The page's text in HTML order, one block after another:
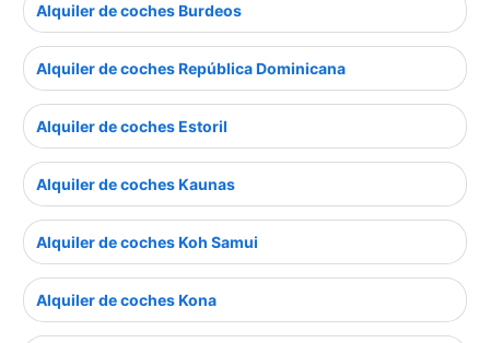
Alquiler de coches Burdeos
Alquiler de coches República Dominicana
Alquiler de coches Estoril
Alquiler de coches Kaunas
Alquiler de coches Koh Samui
Alquiler de coches Kona